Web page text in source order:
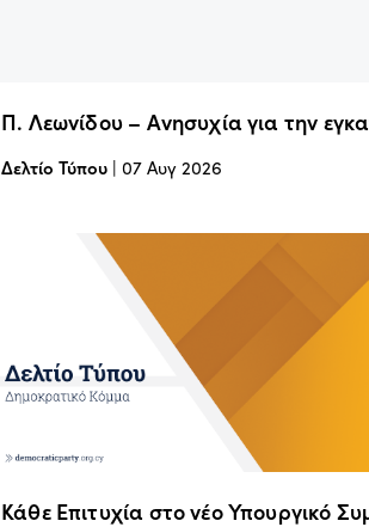
Π. Λεωνίδου – Ανησυχία για την
Δελτίο Τύπου | 07 Αυγ 2026
Κάθε Επιτυχία στο νέο Υπουργικό